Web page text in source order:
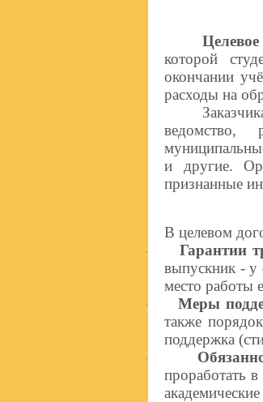
которой
окончании
расходы на
ведомство,
и другие.
признанные
В целевом
· Гарантии
выпускник - у
место работы
· Меры
также
поддержка
·
проработать